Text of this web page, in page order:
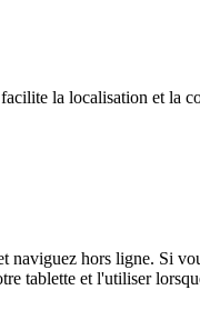
la localisation et la
naviguez hors ligne. Si
tablette et l'utiliser